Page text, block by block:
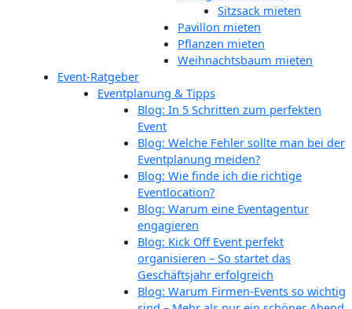
Sitzsack mieten
Pavillon mieten
Pflanzen mieten
Weihnachtsbaum mieten
Event-Ratgeber
Eventplanung & Tipps
Blog: In 5 Schritten zum perfekten
Event
Blog: Welche Fehler sollte man bei der
Eventplanung meiden?
Blog: Wie finde ich die richtige
Eventlocation?
Blog: Warum eine Eventagentur
engagieren
Blog: Kick Off Event perfekt
organisieren – So startet das
Geschäftsjahr erfolgreich
Blog: Warum Firmen-Events so wichtig